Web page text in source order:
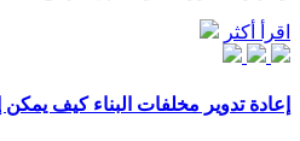
اقرأ أكثر
إعادة تدوير مخلفات البناء كيف يمكن